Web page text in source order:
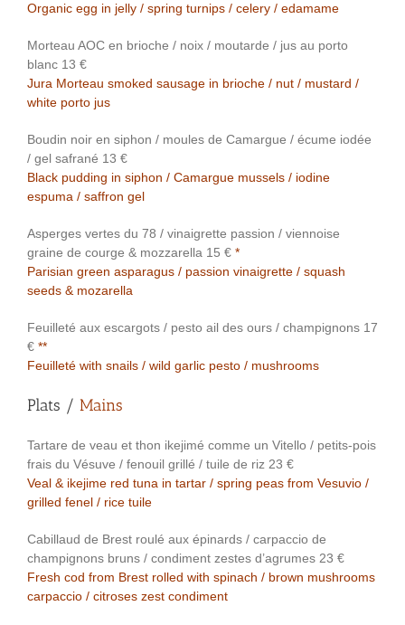
Organic egg in jelly / spring turnips / celery / edamame
Morteau AOC en brioche / noix / moutarde / jus au porto
blanc 13 €
Jura Morteau smoked sausage in brioche / nut / mustard /
white porto jus
Boudin noir en siphon / moules de Camargue / écume iodée
/ gel safrané 13 €
Black pudding in siphon / Camargue mussels / iodine
espuma / saffron gel
Asperges vertes du 78 / vinaigrette passion / viennoise
graine de courge & mozzarella 15 € *
Parisian green asparagus / passion vinaigrette / squash
seeds & mozarella
Feuilleté aux escargots / pesto ail des ours / champignons 17
€ **
Feuilleté with snails / wild garlic pesto / mushrooms
Plats / Mains
Tartare de veau et thon ikejimé comme un Vitello / petits-pois
frais du Vésuve / fenouil grillé / tuile de riz 23 €
Veal & ikejime red tuna in tartar / spring peas from Vesuvio /
grilled fenel / rice tuile
Cabillaud de Brest roulé aux épinards / carpaccio de
champignons bruns / condiment zestes d’agrumes 23 €
Fresh cod from Brest rolled with spinach / brown mushrooms
carpaccio / citroses zest condiment